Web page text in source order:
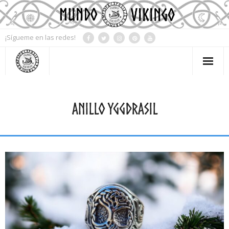
¡Sígueme en las redes!
Blog
Mitología
Simbología
Rueda del año
ANILLO YGGDRASIL